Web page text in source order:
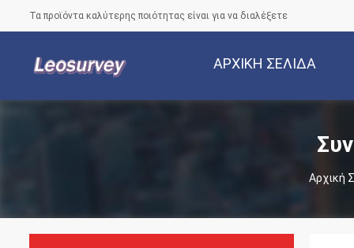
Τα προϊόντα καλύτερης ποιότητας είναι για να διαλέξετε
ΑΡΧΙΚΉ ΣΕΛΊΔΑ
Αρχική